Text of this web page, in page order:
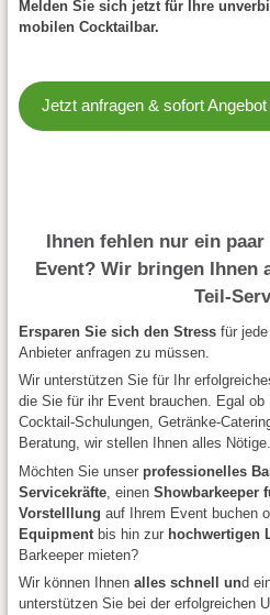
Melden Sie sich jetzt für Ihre
mobilen Cocktailbar.
Jetzt anfragen & sofort
Ihnen fehlen nur ein
Event? Wir bringen Ihnen
Teil-
Ersparen Sie sich den Stressfür jede
Anbieter anfragen zu müssen.
Wir unterstützen Sie für Ihr
die Sie für ihr Event brauchen. Egal
Cocktail-Schulungen, Getränke-
Beratung, wir stellen Ihnen alles Nötige.
Möchten Sie unser professionelles
Servicekräfte, einen Showbarkeeper
Vorstelllung auf Ihrem Event buchen
Equipmentbis hin zur hochwertigen
Barkeeper mieten?
Wir können Ihnen alles schnell und
unterstützen Sie bei der erfolgreichen